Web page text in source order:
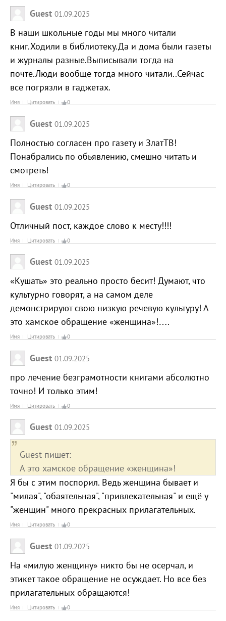
Guest 01.09.2025
В наши школьные годы мы много читали
книг.Ходили в библиотеку.Да и дома были газеты
и журналы разные.Выписывали тогда на
почте.Люди вообще тогда много читали..Сейчас
все погрязли в гаджетах.
Имя Цитировать 0
Guest 01.09.2025
Полностью согласен про газету и ЗлатТВ!
Понабрались по обьявлению, смешно читать и
смотреть!
Имя Цитировать 0
Guest 01.09.2025
Отличный пост, каждое слово к месту!!!!
Имя Цитировать 0
Guest 01.09.2025
«Кушать» это реально просто бесит! Думают, что
культурно говорят, а на самом деле
демонстрируют свою низкую речевую культуру! А
это хамское обращение «женщина»!….
Имя Цитировать 0
Guest 01.09.2025
про лечение безграмотности книгами абсолютно
точно! И только этим!
Имя Цитировать 0
Guest 01.09.2025
Guest пишет:
А это хамское обращение «женщина»!
Я бы с этим поспорил. Ведь женщина бывает и
"милая", "обаятельная", "привлекательная" и ещё у
"женщин" много прекрасных прилагательных.
Имя Цитировать 0
Guest 01.09.2025
На «милую женщину» никто бы не осерчал, и
этикет такое обращение не осуждает. Но все без
прилагательных обращаются!
Имя Цитировать 0